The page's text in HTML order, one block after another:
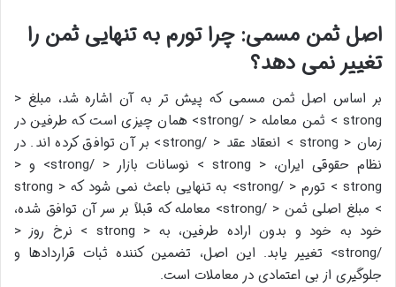
اصل ثمن مسمی: چرا تورم به تنهایی ثمن را
تغییر نمی دهد؟
بر اساس اصل ثمن مسمی که پیش تر به آن اشاره شد، مبلغ <
strong > ثمن معامله < /strong> همان چیزی است که طرفین در
زمان < strong > انعقاد عقد < /strong> بر آن توافق کرده اند. در
نظام حقوقی ایران، < strong > نوسانات بازار < /strong> و <
strong > تورم < /strong> به تنهایی باعث نمی شود که < strong
> مبلغ اصلی ثمن < /strong> معامله که قبلاً بر سر آن توافق شده،
خود به خود و بدون اراده طرفین، به < strong > نرخ روز <
/strong> تغییر یابد. این اصل، تضمین کننده ثبات قراردادها و
جلوگیری از بی اعتمادی در معاملات است.